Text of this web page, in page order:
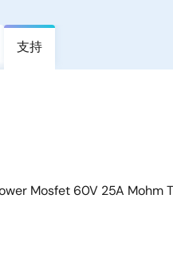
支持
Mosfet 60V 25A Mohm